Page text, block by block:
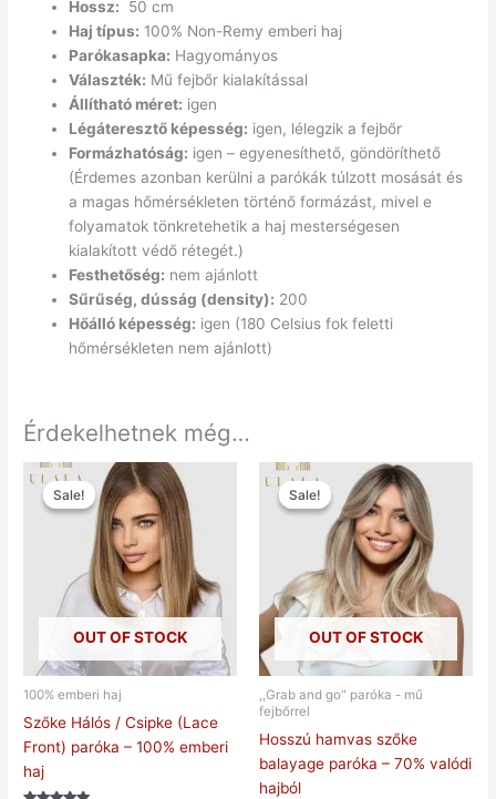
Hossz: 50 cm
Haj típus: 100% Non-Remy emberi haj
Parókasapka: Hagyományos
Választék: Mű fejbőr kialakítással
Állítható méret: igen
Légáteresztő képesség: igen, lélegzik a fejbőr
Formázhatóság: igen – egyenesíthető, göndöríthető
(Érdemes azonban kerülni a parókák túlzott mosását és
a magas hőmérsékleten történő formázást, mivel e
folyamatok tönkretehetik a haj mesterségesen
kialakított védő rétegét.)
Festhetőség: nem ajánlott
Sűrűség, dússág (density): 200
Hőálló képesség: igen (180 Celsius fok feletti
hőmérsékleten nem ajánlott)
Érdekelhetnek még…
Sale!
OUT OF STOCK
Sale!
100% emberi haj
Szőke Hálós / Csipke (Lace
Front) paróka – 100% emberi
haj
Original
price
was:
Ft218.900.
Current
price
is:
Ft57.900.
Sale!
OUT OF STOCK
Sale!
,,Grab and go" paróka - mű
fejbőrrel
Hosszú hamvas szőke
balayage paróka – 70% valódi
hajból
Original
price
was:
Ft99.900.
Current
price
is:
Ft39.900.